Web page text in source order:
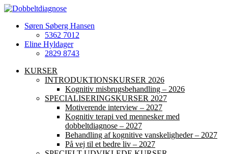
Søren Søberg Hansen
5362 7012
Eline Hyldager
2829 8743
KURSER
INTRODUKTIONSKURSER 2026
Kognitiv misbrugsbehandling – 2026
SPECIALISERINGSKURSER 2027
Motiverende interview – 2027
Kognitiv terapi ved mennesker med
dobbeltdiagnose – 2027
Behandling af kognitive vanskeligheder – 2027
På vej til et bedre liv – 2027